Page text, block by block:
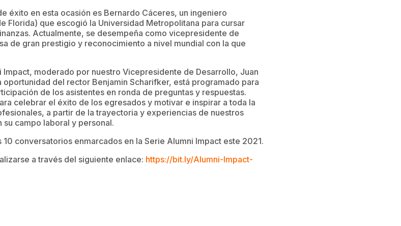
éxito en esta ocasión es Bernardo Cáceres, un ingeniero
Florida) que escogió la Universidad Metropolitana para cursar
Actualmente, se desempeña como vicepresidente de
de gran prestigio y reconocimiento a nivel mundial con la que
moderado por nuestro Vicepresidente de Desarrollo, Juan
oportunidad del rector Benjamin Scharifker, está programado para
de los asistentes en ronda de preguntas y respuestas.
celebrar el éxito de los egresados y motivar e inspirar a toda la
a partir de la trayectoria y experiencias de nuestros
campo laboral y personal.
conversatorios enmarcados en la Serie Alumni Impact este 2021.
a través del siguiente enlace: https://bit.ly/Alumni-Impact-